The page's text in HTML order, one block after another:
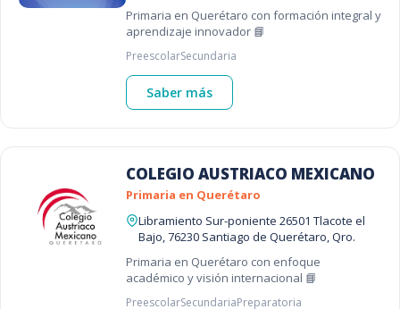
Primaria en Querétaro con formación integral y
aprendizaje innovador 📘
PreescolarSecundaria
Saber más
COLEGIO AUSTRIACO MEXICANO
Primaria en Querétaro
Libramiento Sur-poniente 26501 Tlacote el
Bajo, 76230 Santiago de Querétaro, Qro.
Primaria en Querétaro con enfoque
académico y visión internacional 📘
PreescolarSecundariaPreparatoria